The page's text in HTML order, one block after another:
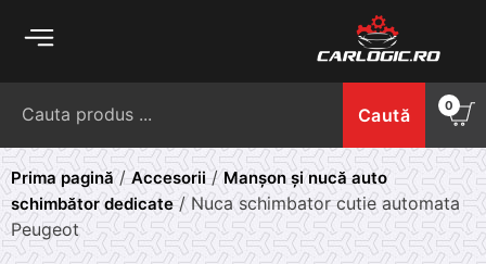
Caută 0
Prima pagină/Accesorii/Manșon și nucă auto
schimbător dedicate/ Nuca schimbator cutie automata
Peugeot